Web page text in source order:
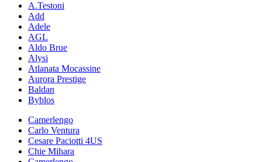
A.Testoni
Add
Adele
AGL
Aldo Brue
Alysi
Atlanata Mocassine
Aurora Prestige
Baldan
Byblos
Camerlengo
Carlo Ventura
Cesare Paciotti 4US
Chie Mihara